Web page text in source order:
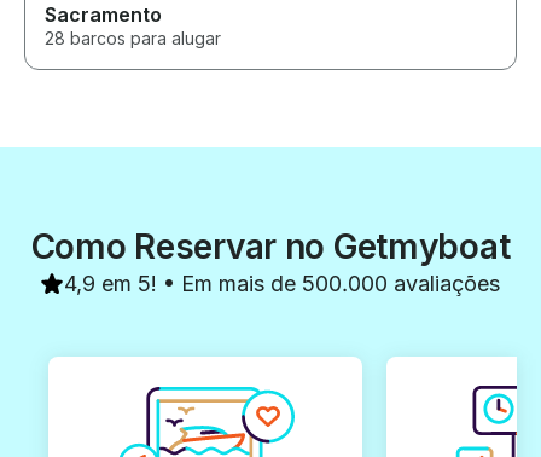
Sacramento
28 barcos para alugar
Como Reservar no Getmyboat
4,9 em 5! • Em mais de 500.000 avaliações